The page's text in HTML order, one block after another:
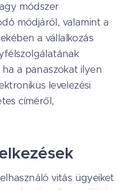
módszer
módjáról, valamint a
a vállalkozás
ha a panaszokat ilyen
levelezési
címéről,
vitás ügyeiket